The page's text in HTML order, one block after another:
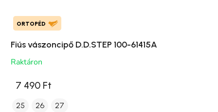
ORTOPÉD
Fiús vászoncipő D.D.STEP 100-61415A
Raktáron
7 490 Ft
25 26 27